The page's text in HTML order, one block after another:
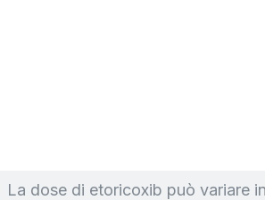
La dose di etoricoxib può variare